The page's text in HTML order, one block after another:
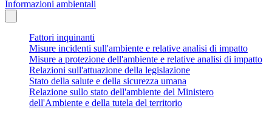
Informazioni ambientali
Fattori inquinanti
Misure incidenti sull'ambiente e relative analisi di impatto
Misure a protezione dell'ambiente e relative analisi di impatto
Relazioni sull'attuazione della legislazione
Stato della salute e della sicurezza umana
Relazione sullo stato dell'ambiente del Ministero
dell'Ambiente e della tutela del territorio